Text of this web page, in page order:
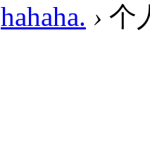
hahaha. › 个